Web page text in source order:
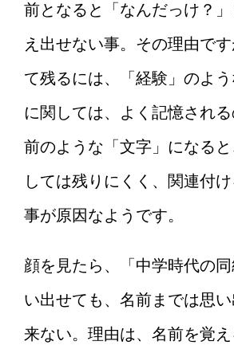
前となると「なんだっけ？
え出せない事。その理由で
て残るには、「経験」のよ
に関しては、よく記憶され
前のような「文字」になる
しては残りにくく、関連付
事が原因なようです。
顔を見たら、「中学時代の
い出せても、名前までは思
来ない。理由は、名前を覚